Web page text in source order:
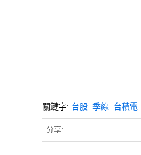
關鍵字: 台股 季線 台積電
分享: